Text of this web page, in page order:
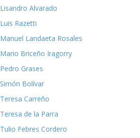
Lisandro Alvarado
Luis Razetti
Manuel Landaeta Rosales
Mario Briceño Iragorry
Pedro Grases
Simón Bolívar
Teresa Carreño
Teresa de la Parra
Tulio Febres Cordero